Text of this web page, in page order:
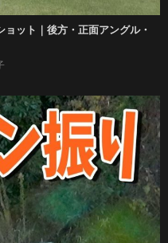
ット｜後方・正面アングル・